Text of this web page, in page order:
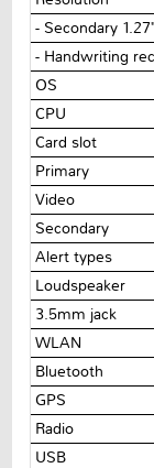
- Secondary
- Handwriting
OS
CPU
Card slot
Primary
Video
Secondary
Alert types
Loudspeaker
3.5mm jack
WLAN
Bluetooth
GPS
Radio
USB